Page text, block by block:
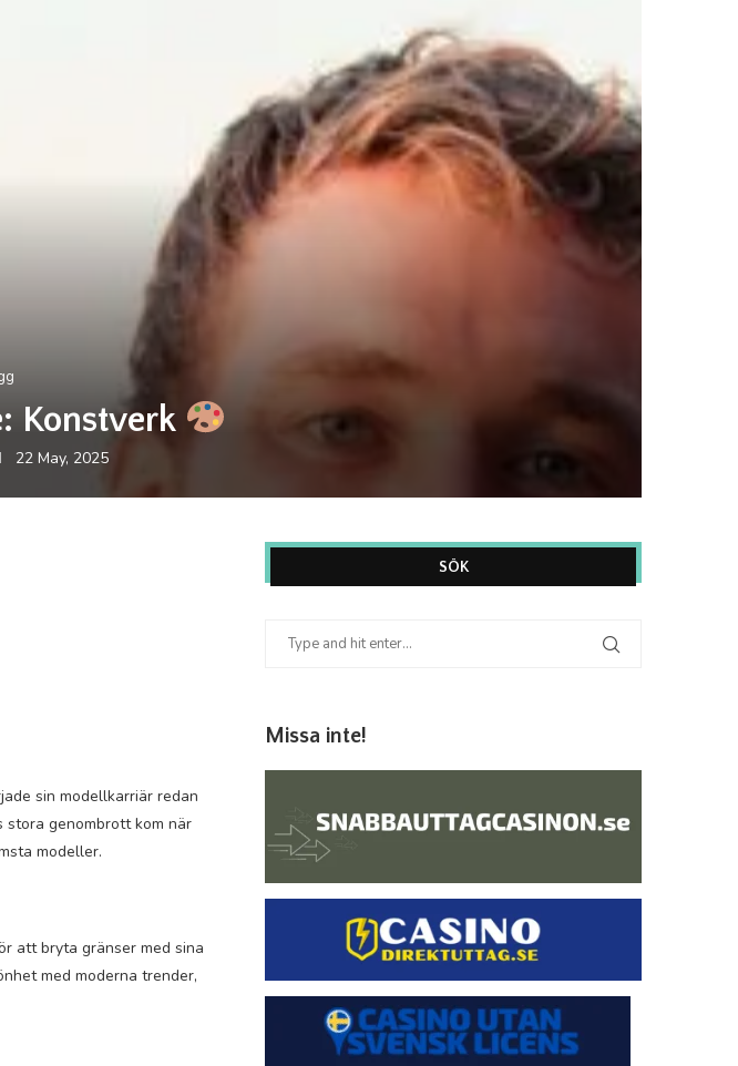
Konstverk
22 May, 2025
sin modellkarriär redan
genombrott kom när
modeller.
att bryta gränser med sina
med moderna trender,
SÖK
Missa inte!